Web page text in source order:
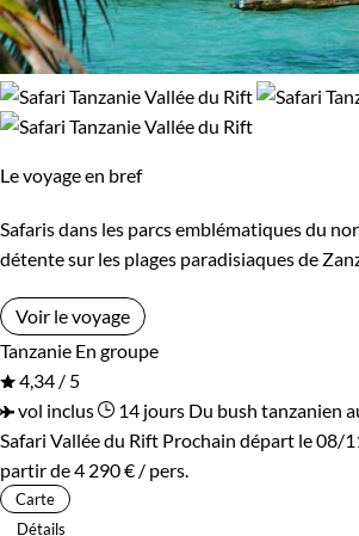
Confort
Bivouac, sous tente Standard
Environnement
Brousse et Savane
Le voyage en bref
Safaris dans les parcs emblématiques du
détente sur les plages paradisiaques de
Voir le voyage
Tanzanie En groupe
4,34 / 5
vol inclus
14 jours Du bush tanzanien
Safari Vallée du Rift Prochain départ le 08/
partir de4 290 € / pers.
Carte
Détails